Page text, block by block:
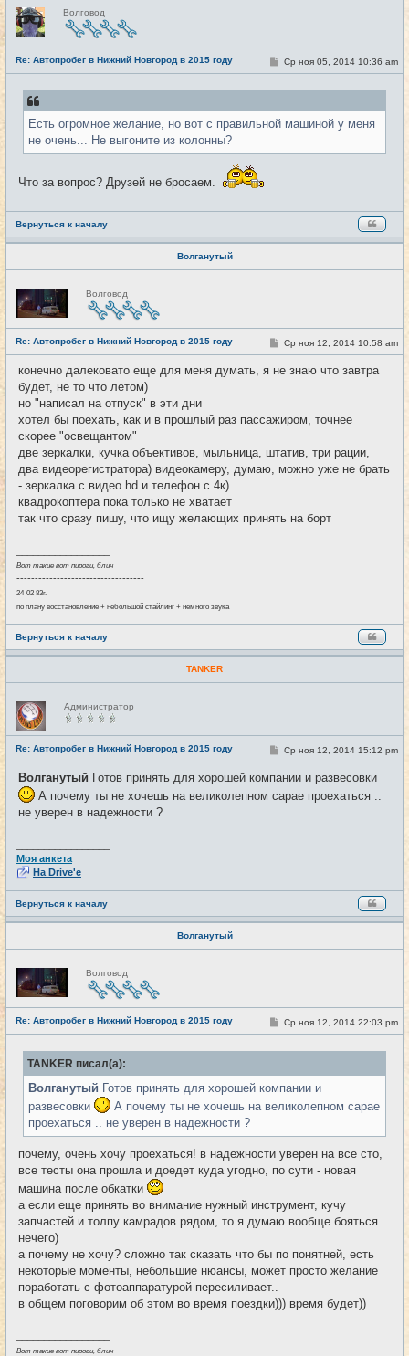
Н
е
в
с
е
т
и
Волговод
Re: Автопробег в Нижний Новгород в 2015 году #11
С
о
н
Ср ноя 05, 2014 10:36 am
Есть огромное желание, но вот с правильной машиной у меня
не очень... Не выгоните из колонны?
Что за вопрос? Друзей не бросаем.
Вернуться к началу
Волганутый
Н
е
в
с
е
т
и
Волговод
Re: Автопробег в Нижний Новгород в 2015 году #12
С
о
б
и
Ср ноя 12, 2014 10:58 am
конечно далековато еще для меня думать, я не знаю что завтра
будет, не то что летом)
но "написал на отпуск" в эти дни
хотел бы поехать, как и в прошлый раз пассажиром, точнее
скорее "освещантом"
две зеркалки, кучка объективов, мыльница, штатив, три рации,
два видеорегистратора) видеокамеру, думаю, можно уже не брать
- зеркалка с видео hd и телефон с 4к)
квадрокоптера пока только не хватает
так что сразу пишу, что ищу желающих принять на борт
Вот такие вот пироги, блин
-----------------------------------
24-02 83г.
по плану восстановление + небольшой стайлинг + немного звука
Вернуться к началу
TANKER
Н
е
в
с
е
т
и
Администратор
Re: Автопробег в Нижний Новгород в 2015 году #13
С
о
б
щ
Ср ноя 12, 2014 15:12 pm
Волганутый Готов принять для хорошей компании и развесовки
А почему ты не хочешь на великолепном сарае проехаться ..
не уверен в надежности ?
Моя анкета
На Drive'e
Вернуться к началу
Волганутый
Н
е
в
с
е
т
и
Волговод
Re: Автопробег в Нижний Новгород в 2015 году #14
С
о
б
е
н
е
Ср ноя 12, 2014 22:03 pm
TANKER писал(а):
Волганутый Готов принять для хорошей компании и
развесовки
А почему ты не хочешь на великолепном сарае
проехаться .. не уверен в надежности ?
почему, очень хочу проехаться! в надежности уверен на все сто,
все тесты она прошла и доедет куда угодно, по сути - новая
машина после обкатки
а если еще принять во внимание нужный инструмент, кучу
запчастей и толпу камрадов рядом, то я думаю вообще бояться
нечего)
а почему не хочу? сложно так сказать что бы по понятней, есть
некоторые моменты, небольшие нюансы, может просто желание
поработать с фотоаппаратурой пересиливает..
в общем поговорим об этом во время поездки))) время будет))
Вот такие вот пироги, блин